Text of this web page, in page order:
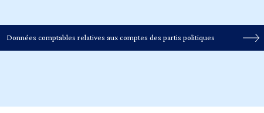
Données comptables relatives aux comptes des partis politiques